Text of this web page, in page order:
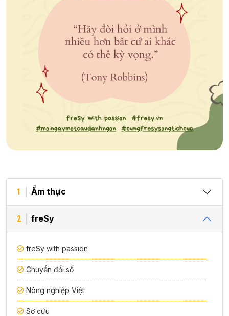
1 Ẩm thực
2 freSy
freSy with passion
Chuyển đổi số
Nông nghiệp Việt
Sơ cứu